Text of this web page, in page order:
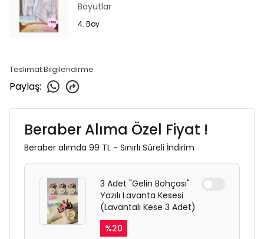
Boyutlar
4. Boy
Teslimat Bilgilendirme
Paylaş:
Beraber Alıma Özel Fiyat !
Beraber alımda 99 TL - Sınırlı Süreli İndirim
3 Adet "Gelin Bohçası"
Yazılı Lavanta Kesesi
(Lavantalı Kese 3 Adet)
%20